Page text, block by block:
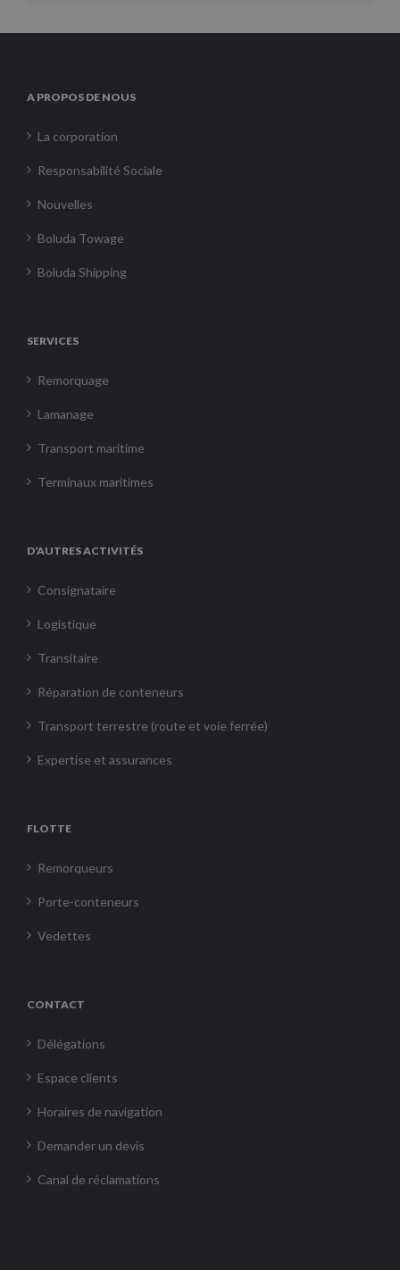
A PROPOS DE NOUS
La corporation
Responsabilité Sociale
Nouvelles
Boluda Towage
Boluda Shipping
SERVICES
Remorquage
Lamanage
Transport maritime
Terminaux maritimes
D’AUTRES ACTIVITÉS
Consignataire
Logistique
Transitaire
Réparation de conteneurs
Transport terrestre (route et voie ferrée)
Expertise et assurances
FLOTTE
Remorqueurs
Porte-conteneurs
Vedettes
CONTACT
Délégations
Espace clients
Horaires de navigation
Demander un devis
Canal de réclamations